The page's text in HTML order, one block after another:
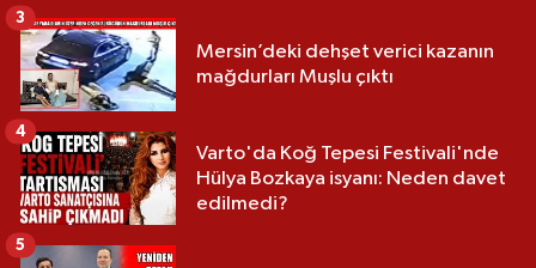
Mersin’deki dehşet verici kazanın
mağdurları Muşlu çıktı
3
Varto'da Koğ Tepesi Festivali'nde
Hülya Bozkaya isyanı: Neden davet
edilmedi?
4
5